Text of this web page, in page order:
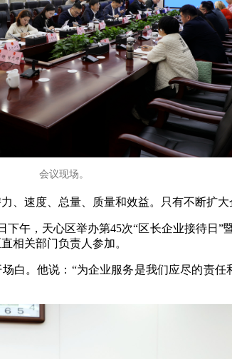
会议现场。
速度、总量、质量和效益。只有不断扩
午，天心区举办第45次“区长企业接待日”
相关部门负责人参加。
白。他说：“为企业服务是我们应尽的责